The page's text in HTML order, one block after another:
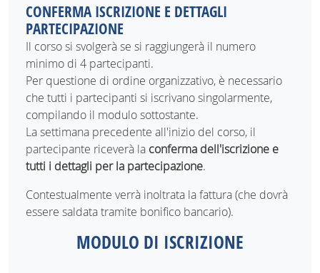
CONFERMA ISCRIZIONE E DETTAGLI
PARTECIPAZIONE
Il corso si svolgerà se si raggiungerà il numero
minimo di 4 partecipanti.
Per questione di ordine organizzativo, è necessario
che tutti i partecipanti si iscrivano singolarmente,
compilando il modulo sottostante.
La settimana precedente all'inizio del corso, il
partecipante riceverà la conferma dell'iscrizione e
tutti i dettagli per la partecipazione.
Contestualmente verrà inoltrata la fattura (che dovrà
essere saldata tramite bonifico bancario).
MODULO DI ISCRIZIONE